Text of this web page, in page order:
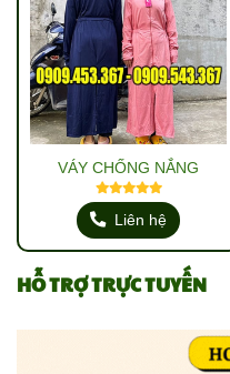
VÁY CHỐNG NẮNG
Liên hệ
HỖ TRỢ TRỰC TUYẾN